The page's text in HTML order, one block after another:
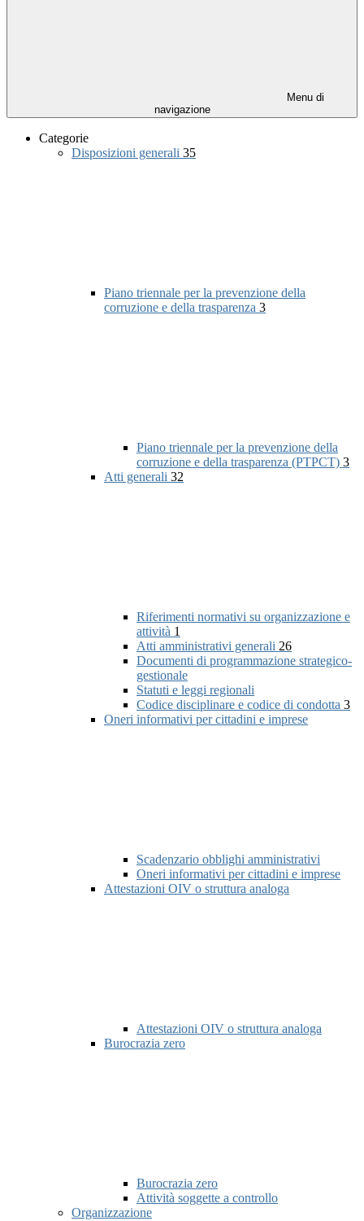
Menu di
navigazione
Categorie
Disposizioni generali 35
Piano triennale per la prevenzione della
corruzione e della trasparenza 3
Piano triennale per la prevenzione della
corruzione e della trasparenza (PTPCT) 3
Atti generali 32
Riferimenti normativi su organizzazione e
attività 1
Atti amministrativi generali 26
Documenti di programmazione strategico-
gestionale
Statuti e leggi regionali
Codice disciplinare e codice di condotta 3
Oneri informativi per cittadini e imprese
Scadenzario obblighi amministrativi
Oneri informativi per cittadini e imprese
Attestazioni OIV o struttura analoga
Attestazioni OIV o struttura analoga
Burocrazia zero
Burocrazia zero
Attività soggette a controllo
Organizzazione